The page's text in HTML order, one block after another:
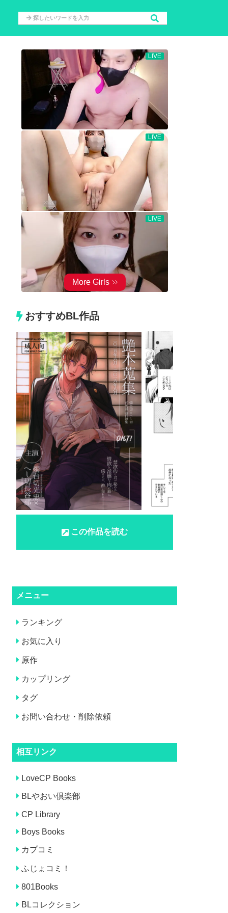
おすすめBL作品
この作品を読む
メニュー
ランキング
お気に入り
原作
カップリング
タグ
お問い合わせ・削除依頼
相互リンク
LoveCP Books
BLやおい倶楽部
CP Library
Boys Books
カプコミ
ふじょコミ！
801Books
BLコレクション